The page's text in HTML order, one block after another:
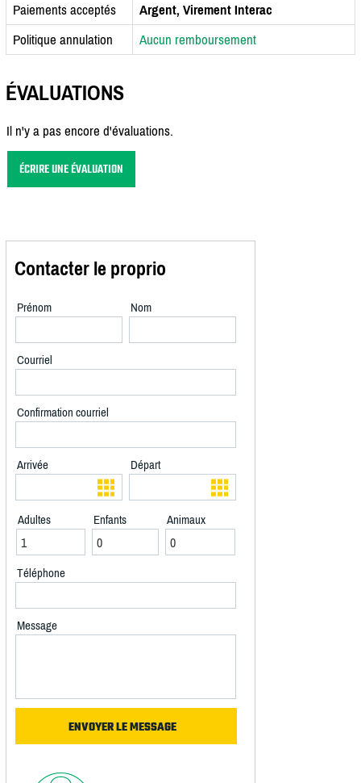
Paiements acceptés
Argent, Virement Interac
Politique annulation
Aucun remboursement
ÉVALUATIONS
Il n'y a pas encore d'évaluations.
ÉCRIRE UNE ÉVALUATION
Contacter le proprio
Prénom Nom
Courriel
Confirmation courriel
Arrivée Départ
Adultes Enfants Animaux
Téléphone
Message